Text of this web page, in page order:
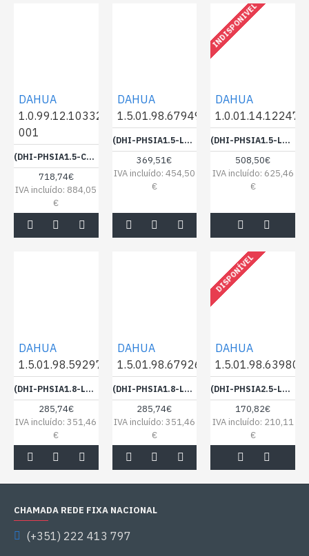
DAHUA
1.0.99.12.10332-
001
(DHI-PHSIA1.5-CH) DAHUA LED CABINET 1.5625 COB (600*337.5*39.5), FRONT IP65 REAR IP54, 800CD/M2, 3840HZ - LOTE 2 - 1382774
718,74€
IVA incluído: 884,05
€
DAHUA
1.5.01.98.67949
(DHI-PHSIA1.5-LC) DAHUA LED CABINET 1.5 SMD SERIE LC 16:9, 600*337.5, 500 NITS - 1405689
369,51€
IVA incluído: 454,50
€
INDISPONIVEL
DAHUA
1.0.01.14.12247
(DHI-PHSIA1.5-LS-V2) DAHUA LED CABINET 1.5 SMD (600*337.5) - 1382775
508,50€
IVA incluído: 625,46
€
DAHUA
1.5.01.98.59297
(DHI-PHSIA1.8-LC) DAHUA LED CABINET 1.8 SMD 16:9, 600*337.5, 500 NITS, BIN-2 - 1395553
285,74€
IVA incluído: 351,46
€
DAHUA
1.5.01.98.67926
(DHI-PHSIA1.8-LC) DAHUA LED CABINET 1.8 SMD SERIE LC 16:9, 600*337.5, 500 NITS, BIN-3 - 1405687
285,74€
IVA incluído: 351,46
€
DISPONÍVEL
DAHUA
1.5.01.98.63980
(DHI-PHSIA2.5-LC) DAHUA LED CABINET 2.5 SMD 16:9, 600*337.5. 500 NITS - BIN 2 - 1404199
170,82€
IVA incluído: 210,11
€
CHAMADA REDE FIXA NACIONAL
(+351) 222 413 797